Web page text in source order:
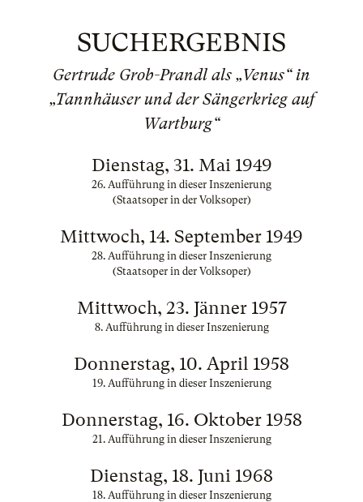
SUCHERGEBNIS
Gertrude Grob-Prandl als „Venus“ in
„Tannhäuser und der Sängerkrieg auf
Wartburg“
Dienstag, 31. Mai 1949
26. Aufführung in dieser Inszenierung
(Staatsoper in der Volksoper)
Mittwoch, 14. September 1949
28. Aufführung in dieser Inszenierung
(Staatsoper in der Volksoper)
Mittwoch, 23. Jänner 1957
8. Aufführung in dieser Inszenierung
Donnerstag, 10. April 1958
19. Aufführung in dieser Inszenierung
Donnerstag, 16. Oktober 1958
21. Aufführung in dieser Inszenierung
Dienstag, 18. Juni 1968
18. Aufführung in dieser Inszenierung